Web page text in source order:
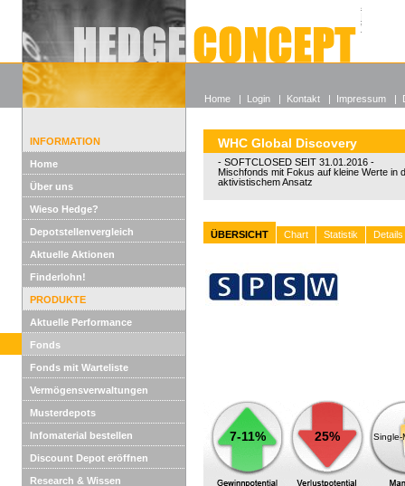
Alle
Wieso
INFORMATION
Home
Über uns
Wieso Hedge?
Depotstellenvergleich
Aktuelle Aktionen
Finderlohn!
PRODUKTE
Aktuelle Performance
Fonds
Fonds mit Warteliste
Vermögensverwaltungen
Musterdepots
Infomaterial bestellen
Discount Depot eröffnen
Research & Wissen
WHC Global Discovery
- SOFTCLOSED SEIT 31.01.2016 -
Mischfonds mit Fokus auf kleine Werte in
aktivistischem Ansatz
ÜBERSICHT Chart Statistik Details
7-11% 25% Single-
Home | Login | Kontakt | Impressum |